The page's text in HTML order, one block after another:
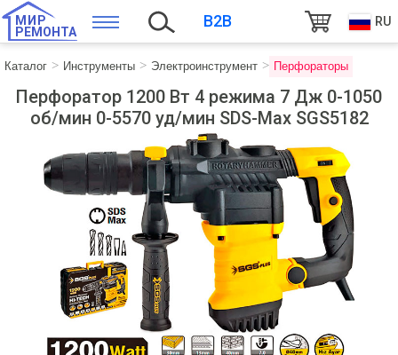
МИР
РЕМОНТА
B2B RU
Каталог Инструменты Электроинструмент Перфораторы
Перфоратор 1200 Вт 4 режима 7 Дж 0-1050
об/мин 0-5570 уд/мин SDS-Max SGS5182